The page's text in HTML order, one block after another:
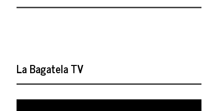
La Bagatela TV